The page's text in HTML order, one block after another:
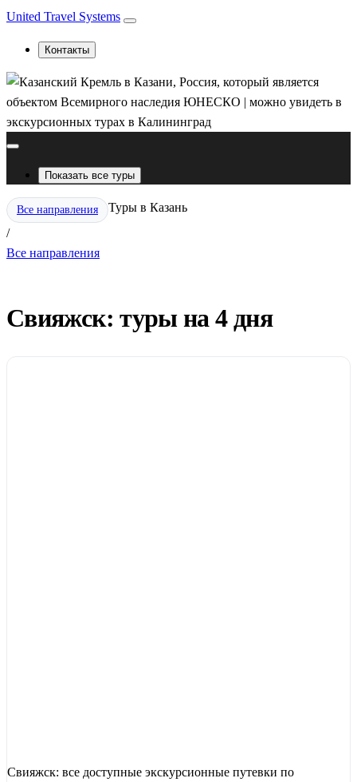
United Travel Systems
Контакты
Показать все туры
Все направления
/
Туры в Казань
Все направления
Свияжск: туры на 4 дня
Свияжск: все доступные экскурсионные путевки по